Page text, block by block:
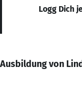
Logg Dich
Ausbildung von